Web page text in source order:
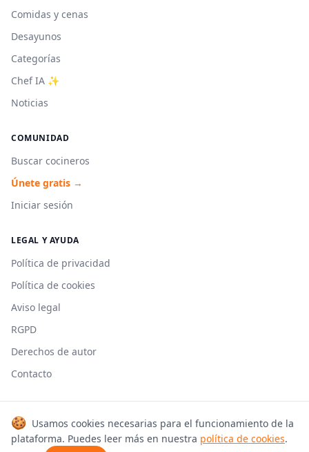
Comidas y cenas
Desayunos
Categorías
Chef IA ✨
Noticias
COMUNIDAD
Buscar cocineros
Únete gratis →
Iniciar sesión
LEGAL Y AYUDA
Política de privacidad
Política de cookies
Aviso legal
RGPD
Derechos de autor
Contacto
© 2026 Cookmonkeys. Todos los derechos reservados.
Hecho con 🍳 en España
🍪 Usamos cookies necesarias para el funcionamiento de la
plataforma. Puedes leer más en nuestra política de cookies.